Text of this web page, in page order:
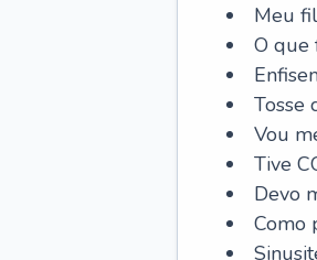
Meu
O que
Tosse
Vou
Tive
Devo
Como